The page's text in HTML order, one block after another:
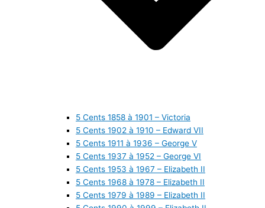
5 Cents 1858 à 1901 – Victoria
5 Cents 1902 à 1910 – Edward VII
5 Cents 1911 à 1936 – George V
5 Cents 1937 à 1952 – George VI
5 Cents 1953 à 1967 – Elizabeth II
5 Cents 1968 à 1978 – Elizabeth II
5 Cents 1979 à 1989 – Elizabeth II